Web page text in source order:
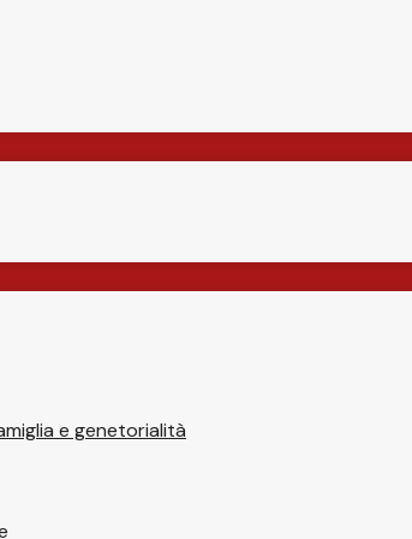
e genetorialità